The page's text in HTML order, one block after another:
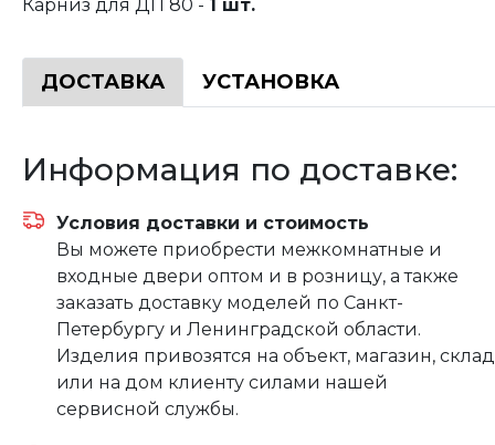
Карниз для ДП 80 - 1 шт.
ДОСТАВКА УСТАНОВКА
Информация по доставке:
Условия доставки и стоимость
Вы можете приобрести межкомнатные и
входные двери оптом и в розницу, а также
заказать доставку моделей по Санкт-
Петербургу и Ленинградской области.
Изделия привозятся на объект, магазин, склад
или на дом клиенту силами нашей
сервисной службы.